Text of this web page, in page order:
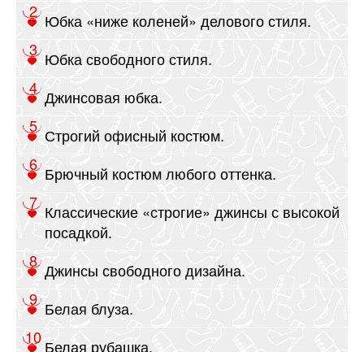
Юбка «ниже коленей» делового стиля.
Юбка свободного стиля.
Джинсовая юбка.
Строгий офисный костюм.
Брючный костюм любого оттенка.
Классические «строгие» джинсы с высокой
посадкой.
Джинсы свободного дизайна.
Белая блуза.
Белая рубашка.